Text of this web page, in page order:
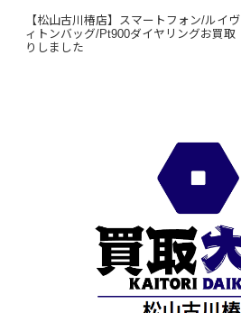
【松山古川椿店】スマートフォン/ルイヴ
ィトンバッグ/Pt900ダイヤリングお買取
りしました